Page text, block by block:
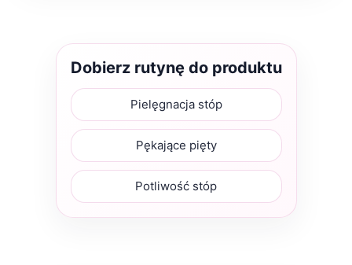
Dobierz rutynę do produktu
Pielęgnacja stóp
Pękające pięty
Potliwość stóp